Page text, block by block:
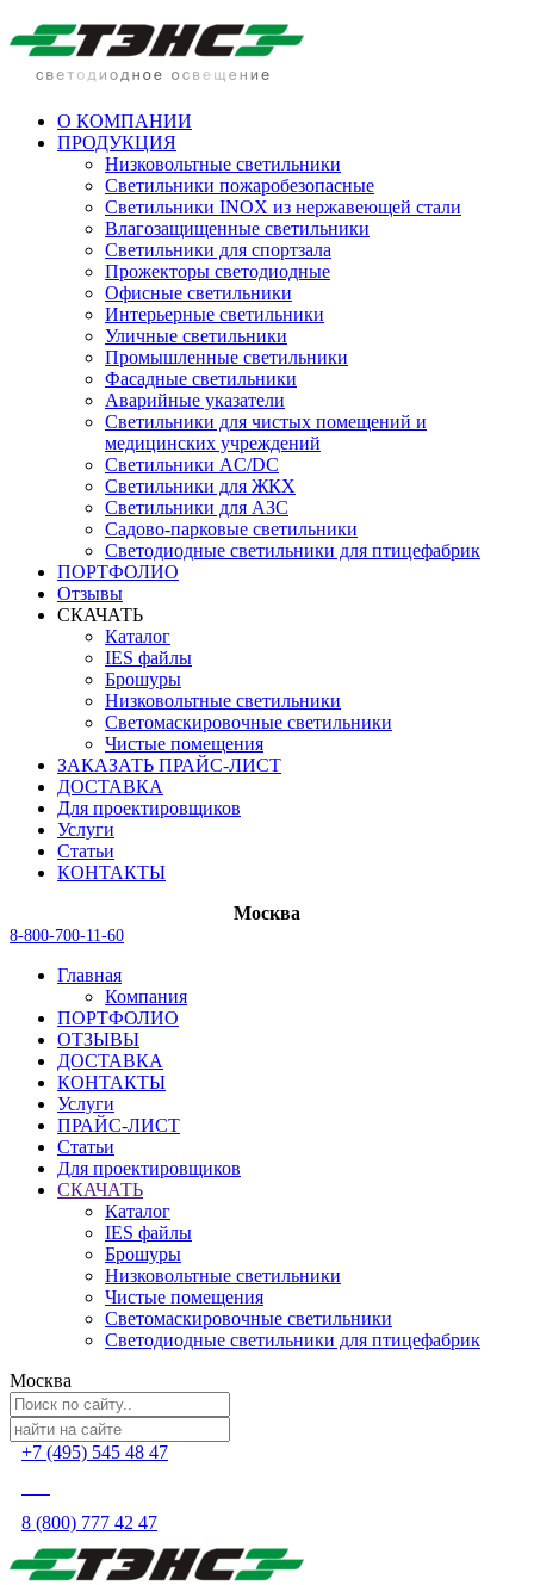
О КОМПАНИИ
ПРОДУКЦИЯ
Низковольтные светильники
Cветильники пожаробезопасные
Светильники INOX из нержавеющей стали
Влагозащищенные светильники
Светильники для спортзала
Прожекторы светодиодные
Офисные светильники
Интерьерные светильники
Уличные светильники
Промышленные светильники
Фасадные светильники
Аварийные указатели
Светильники для чистых помещений и
медицинских учреждений
Светильники AC/DC
Светильники для ЖКХ
Светильники для АЗС
Садово-парковые светильники
Светодиодные светильники для птицефабрик
ПОРТФОЛИО
Отзывы
СКАЧАТЬ
Каталог
IES файлы
Брошуры
Низковольтные светильники
Светомаскировочные светильники
Чистые помещения
ЗАКАЗАТЬ ПРАЙС-ЛИСТ
ДОСТАВКА
Для проектировщиков
Услуги
Статьи
КОНТАКТЫ
Москва
8-800-700-11-60
Главная
Компания
ПОРТФОЛИО
ОТЗЫВЫ
ДОСТАВКА
КОНТАКТЫ
Услуги
ПРАЙС-ЛИСТ
Статьи
Для проектировщиков
СКАЧАТЬ
Каталог
IES файлы
Брошуры
Низковольтные светильники
Чистые помещения
Светомаскировочные светильники
Светодиодные светильники для птицефабрик
Москва
+7 (495) 545 48 47
8 (800) 777 42 47